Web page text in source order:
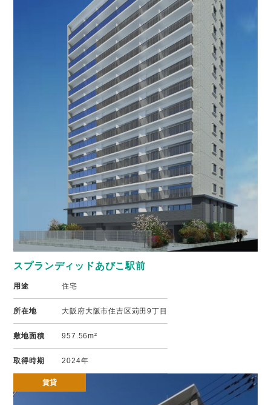
スプランディッドあびこ駅前
用途 住宅
所在地 大阪府大阪市住吉区苅田9丁目
敷地面積 957.56m²
取得時期 2024年
賃貸